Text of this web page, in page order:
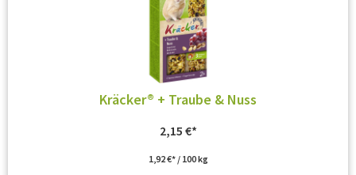
Kräcker® + Traube & Nuss
2,15 €
1,92€ / 100kg